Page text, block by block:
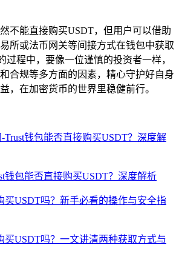
不能直接购买USDT，但用户可以借助
所或法币网关等间接方式在钱包中获取
过程中，要像一位谨慎的投资者一样，
合规等多方面的因素，精心守护好自身
，在加密货币的世界里稳健前行。
Trust钱包能否直接购买USDT？深度解
钱包能否直接购买USDT？深度解析
买USDT吗？新手必看的操作与安全指
买USDT吗？一文讲清两种获取方式与